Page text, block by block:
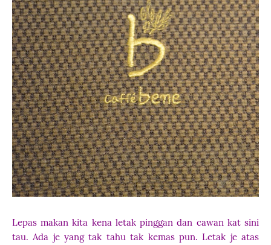
Lepas makan kita kena letak pinggan dan cawan kat sini
tau. Ada je yang tak tahu tak kemas pun. Letak je atas